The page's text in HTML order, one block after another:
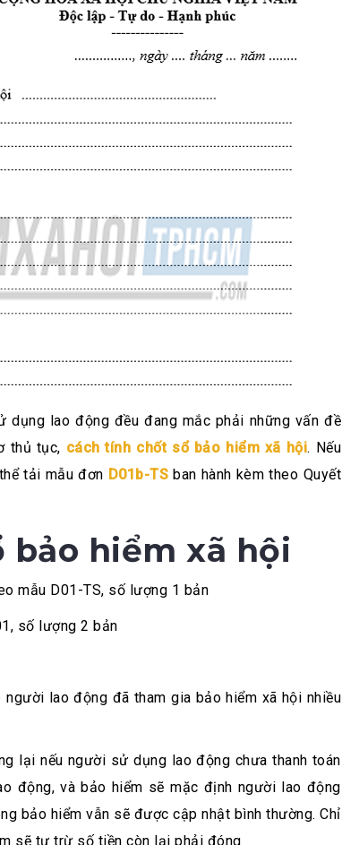
dụng lao động đều đang mắc phải những vấn đề
thủ tục, cách tính chốt sổ bảo hiểm xã hội. Nếu
tải mẫu đơn D01b-TS ban hành kèm theo Quyết
bảo hiểm xã hội
mẫu D01-TS, số lượng 1 bản
số lượng 2 bản
lao động đã tham gia bảo hiểm xã hội nhiều
lại nếu người sử dụng lao động chưa thanh toán
động, và bảo hiểm sẽ mặc định người lao động
bảo hiểm vẫn sẽ được cập nhật bình thường. Chỉ
sẽ tự trừ số tiền còn lại phải đóng